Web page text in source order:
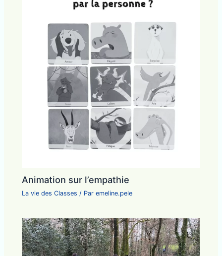
Animation sur l’empathie
La vie des Classes / Paremeline.pele